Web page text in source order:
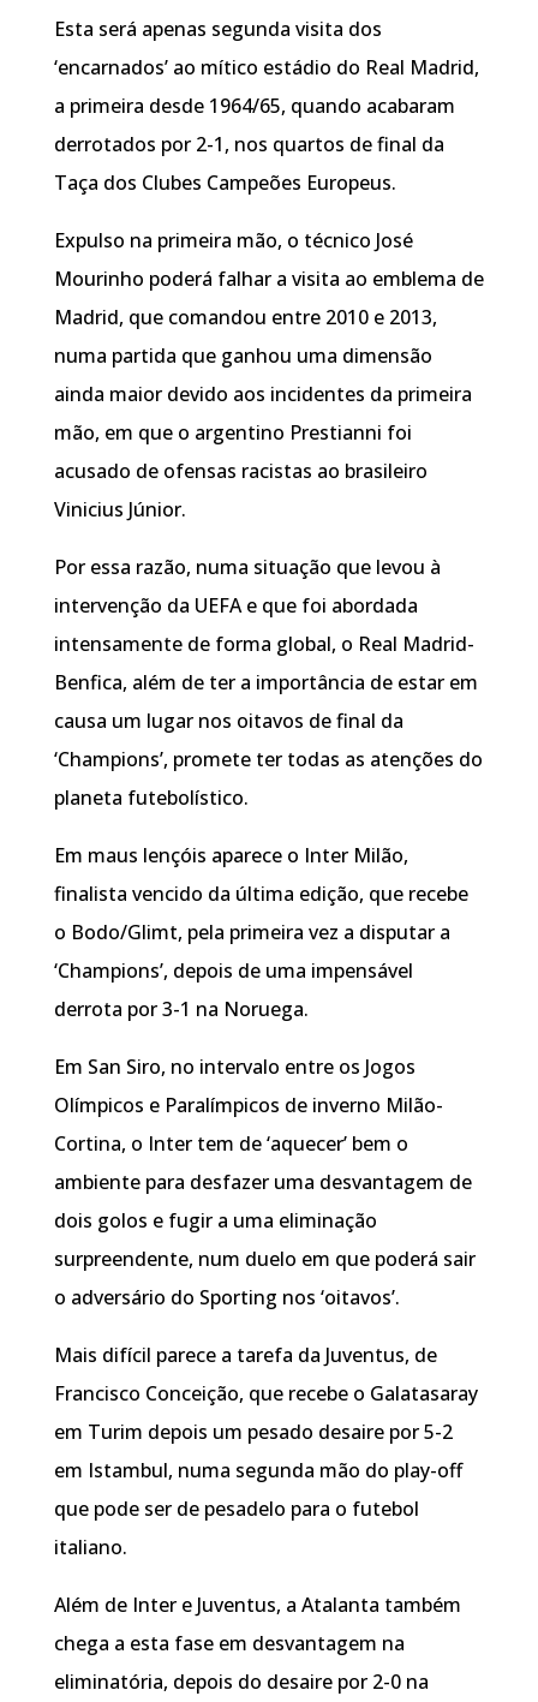
Esta será apenas segunda visita dos
‘encarnados’ ao mítico estádio do Real Madrid,
a primeira desde 1964/65, quando acabaram
derrotados por 2-1, nos quartos de final da
Taça dos Clubes Campeões Europeus.
Expulso na primeira mão, o técnico José
Mourinho poderá falhar a visita ao emblema de
Madrid, que comandou entre 2010 e 2013,
numa partida que ganhou uma dimensão
ainda maior devido aos incidentes da primeira
mão, em que o argentino Prestianni foi
acusado de ofensas racistas ao brasileiro
Vinicius Júnior.
Por essa razão, numa situação que levou à
intervenção da UEFA e que foi abordada
intensamente de forma global, o Real Madrid-
Benfica, além de ter a importância de estar em
causa um lugar nos oitavos de final da
‘Champions’, promete ter todas as atenções do
planeta futebolístico.
Em maus lençóis aparece o Inter Milão,
finalista vencido da última edição, que recebe
o Bodo/Glimt, pela primeira vez a disputar a
‘Champions’, depois de uma impensável
derrota por 3-1 na Noruega.
Em San Siro, no intervalo entre os Jogos
Olímpicos e Paralímpicos de inverno Milão-
Cortina, o Inter tem de ‘aquecer’ bem o
ambiente para desfazer uma desvantagem de
dois golos e fugir a uma eliminação
surpreendente, num duelo em que poderá sair
o adversário do Sporting nos ‘oitavos’.
Mais difícil parece a tarefa da Juventus, de
Francisco Conceição, que recebe o Galatasaray
em Turim depois um pesado desaire por 5-2
em Istambul, numa segunda mão do play-off
que pode ser de pesadelo para o futebol
italiano.
Além de Inter e Juventus, a Atalanta também
chega a esta fase em desvantagem na
eliminatória, depois do desaire por 2-0 na